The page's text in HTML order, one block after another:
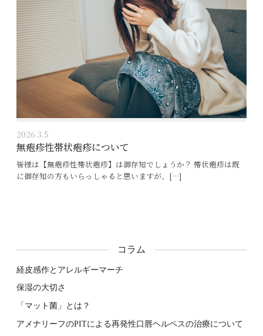
2026.3.5
無疱疹性帯状疱疹について
皆様は【無疱疹性帯状疱疹】は御存知でしょうか？ 帯状疱疹は既
に御存知の方もいらっしゃると思いますが、[…]
コラム
経皮感作とアレルギーマーチ
保湿の大切さ
「マット菌」とは？
アメナリーフのPITによる再発性口唇ヘルペスの治療について